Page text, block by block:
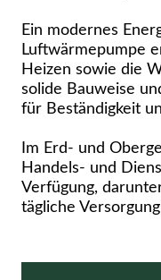
Ein modernes
Luftwärmepumpe
Heizen sowie die
solide Bauweise
für Beständigkeit
Im Erd- und
Handels- und
Verfügung,
tägliche